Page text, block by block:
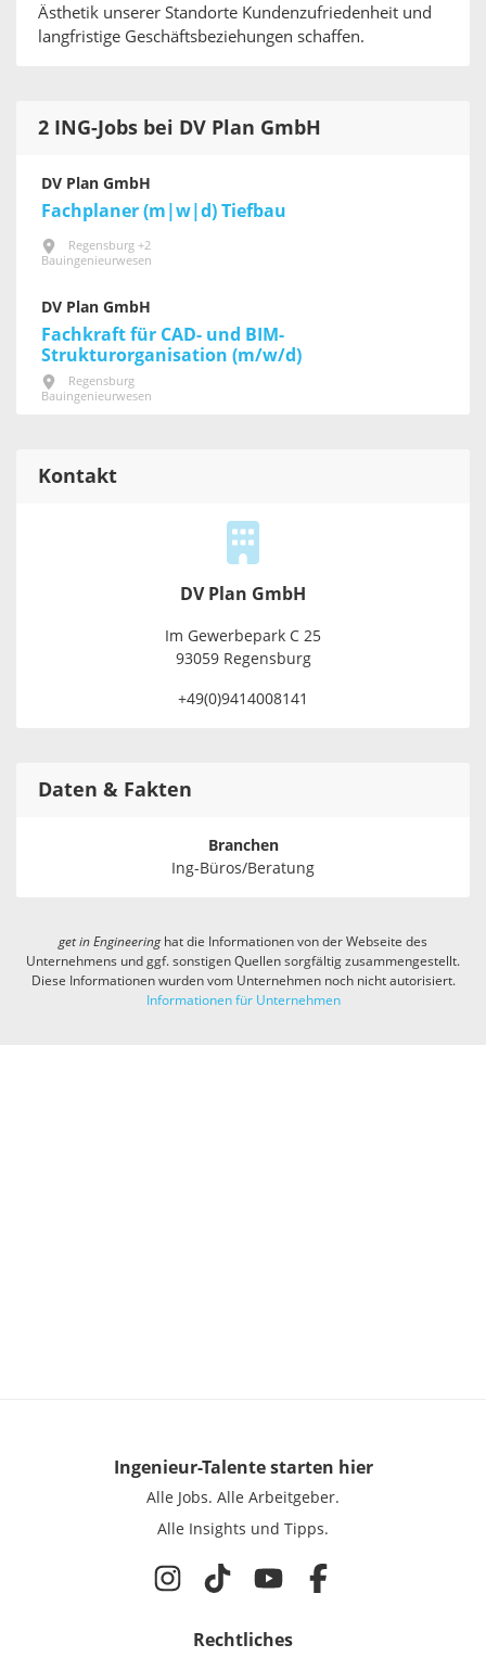
Ästhetik unserer Standorte Kundenzufriedenheit und
langfristige Geschäftsbeziehungen schaffen.
2 ING-Jobs bei DV Plan GmbH
DV Plan GmbH
Fachplaner (m|w|d) Tiefbau
Regensburg +2
Bauingenieurwesen
DV Plan GmbH
Fachkraft für CAD- und BIM-
Strukturorganisation (m/w/d)
Regensburg
Bauingenieurwesen
Kontakt
DV Plan GmbH
Im Gewerbepark C 25
93059 Regensburg
+49(0)9414008141
Daten & Fakten
Branchen
Ing-Büros/Beratung
get in Engineeringhat die Informationen von der Webseite des
Unternehmens und ggf. sonstigen Quellen sorgfältig zusammengestellt.
Diese Informationen wurden vom Unternehmen noch nicht autorisiert.
Informationen für Unternehmen
Ingenieur-Talentestarten hier
Alle Jobs. Alle Arbeitgeber.
Alle Insights und Tipps.
Rechtliches